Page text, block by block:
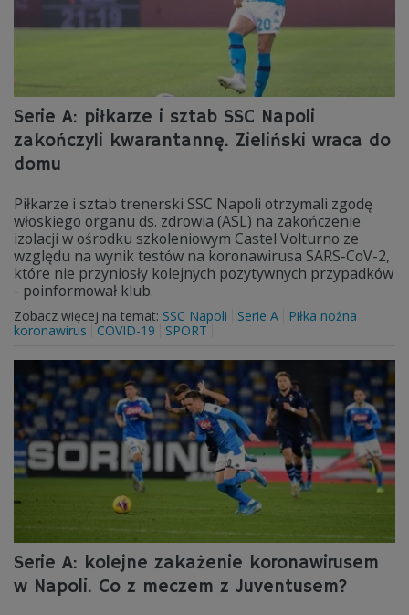
Serie A: piłkarze i sztab SSC Napoli
zakończyli kwarantannę. Zieliński wraca do
domu
Piłkarze i sztab trenerski SSC Napoli otrzymali zgodę
włoskiego organu ds. zdrowia (ASL) na zakończenie
izolacji w ośrodku szkoleniowym Castel Volturno ze
względu na wynik testów na koronawirusa SARS-CoV-2,
które nie przyniosły kolejnych pozytywnych przypadków
- poinformował klub.
Zobacz więcej na temat: SSC Napoli Serie A
Piłka nożna
koronawirus
COVID-19 SPORT
Serie A: kolejne zakażenie koronawirusem
w Napoli. Co z meczem z Juventusem?